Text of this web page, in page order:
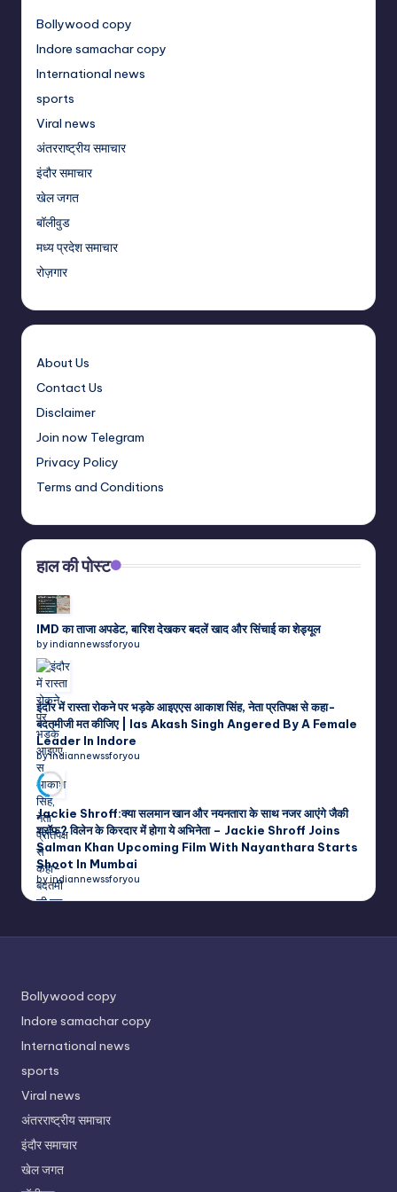
Bollywood copy
Indore samachar copy
International news
sports
Viral news
अंतरराष्ट्रीय समाचार
इंदौर समाचार
खेल जगत
बॉलीवुड
मध्य प्रदेश समाचार
रोज़गार
About Us
Contact Us
Disclaimer
Join now Telegram
Privacy Policy
Terms and Conditions
हाल की पोस्ट
IMD का ताजा अपडेट, बारिश देखकर बदलें खाद और सिंचाई का शेड्यूल
by indiannewssforyou
इंदौर में रास्ता रोकने पर भड़के आइएएस आकाश सिंह, नेता प्रतिपक्ष से कहा-
बदतमीजी मत कीजिए | Ias Akash Singh Angered By A Female
Leader In Indore
by indiannewssforyou
Jackie Shroff:क्या सलमान खान और नयनतारा के साथ नजर आएंगे जैकी
श्रॉफ? विलेन के किरदार में होगा ये अभिनेता – Jackie Shroff Joins
Salman Khan Upcoming Film With Nayanthara Starts
Shoot In Mumbai
by indiannewssforyou
Bollywood copy
Indore samachar copy
International news
sports
Viral news
अंतरराष्ट्रीय समाचार
इंदौर समाचार
खेल जगत